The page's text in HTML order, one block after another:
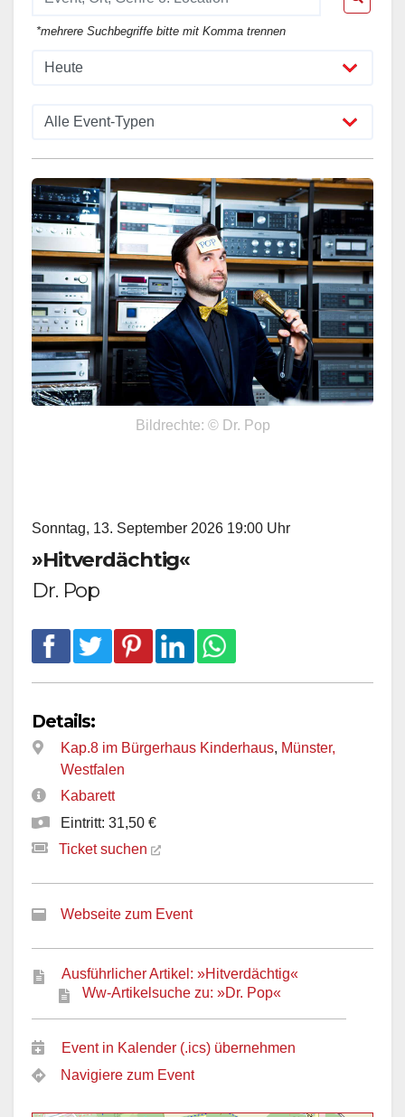
*mehrere Suchbegriffe bitte mit Komma trennen
Bildrechte: © Dr. Pop
Sonntag, 13. September 2026 19:00 Uhr
»Hitverdächtig«
Dr. Pop
Details:
Kap.8 im Bürgerhaus Kinderhaus, Münster,
Westfalen
Kabarett
Eintritt: 31,50 €
Ticket suchen
Webseite zum Event
Ausführlicher Artikel: »Hitverdächtig«
Ww-Artikelsuche zu: »Dr. Pop«
Event in Kalender (.ics) übernehmen
Navigiere zum Event